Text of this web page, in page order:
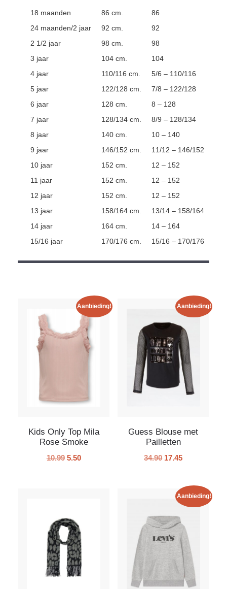
18 maanden
86 cm.
86
24 maanden/2 jaar
92 cm.
92
2 1/2 jaar
98 cm.
98
3 jaar
104 cm.
104
4 jaar
110/116 cm.
5/6 – 110/116
5 jaar
122/128 cm.
7/8 – 122/128
6 jaar
128 cm.
8 – 128
7 jaar
128/134 cm.
8/9 – 128/134
8 jaar
140 cm.
10 – 140
9 jaar
146/152 cm.
11/12 – 146/152
10 jaar
152 cm.
12 – 152
11 jaar
152 cm.
12 – 152
12 jaar
152 cm.
12 – 152
13 jaar
158/164 cm.
13/14 – 158/164
14 jaar
164 cm.
14 – 164
15/16 jaar
170/176 cm. 15/16 – 170/176
Aanbieding!
Kids Only Top Mila
Rose Smoke
10.99 5.50
Aanbieding!
Guess Blouse met
Pailletten
34.90 17.45
Aanbieding!